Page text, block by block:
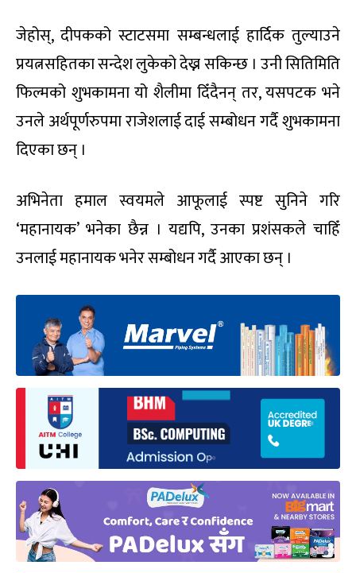
जेहोस्, दीपकको स्टाटसमा सम्बन्धलाई हार्दिक तुल्याउने
प्रयत्नसहितका सन्देश लुकेको देख्न सकिन्छ । उनी सितिमिति
फिल्मको शुभकामना यो शैलीमा दिँदैनन् तर, यसपटक भने
उनले अर्थपूर्णरुपमा राजेशलाई दाई सम्बोधन गर्दै शुभकामना
दिएका छन् ।
अभिनेता हमाल स्वयमले आफूलाई स्पष्ट सुनिने गरि
‘महानायक’ भनेका छैन्न । यद्यपि, उनका प्रशंसकले चाहिँ
उनलाई महानायक भनेर सम्बोधन गर्दै आएका छन् ।